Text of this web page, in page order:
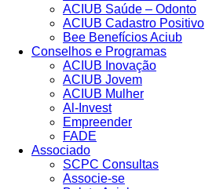
ACIUB Saúde – Odonto
ACIUB Cadastro Positivo
Bee Benefícios Aciub
Conselhos e Programas
ACIUB Inovação
ACIUB Jovem
ACIUB Mulher
Al-Invest
Empreender
FADE
Associado
SCPC Consultas
Associe-se